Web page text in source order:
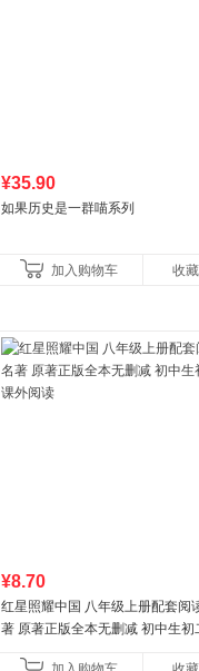
¥35.90
如果历史是一群喵系列
加入购物车 收藏
¥8.70
红星照耀中国 八年级上册配套阅
著 原著正版全本无删减 初中生初